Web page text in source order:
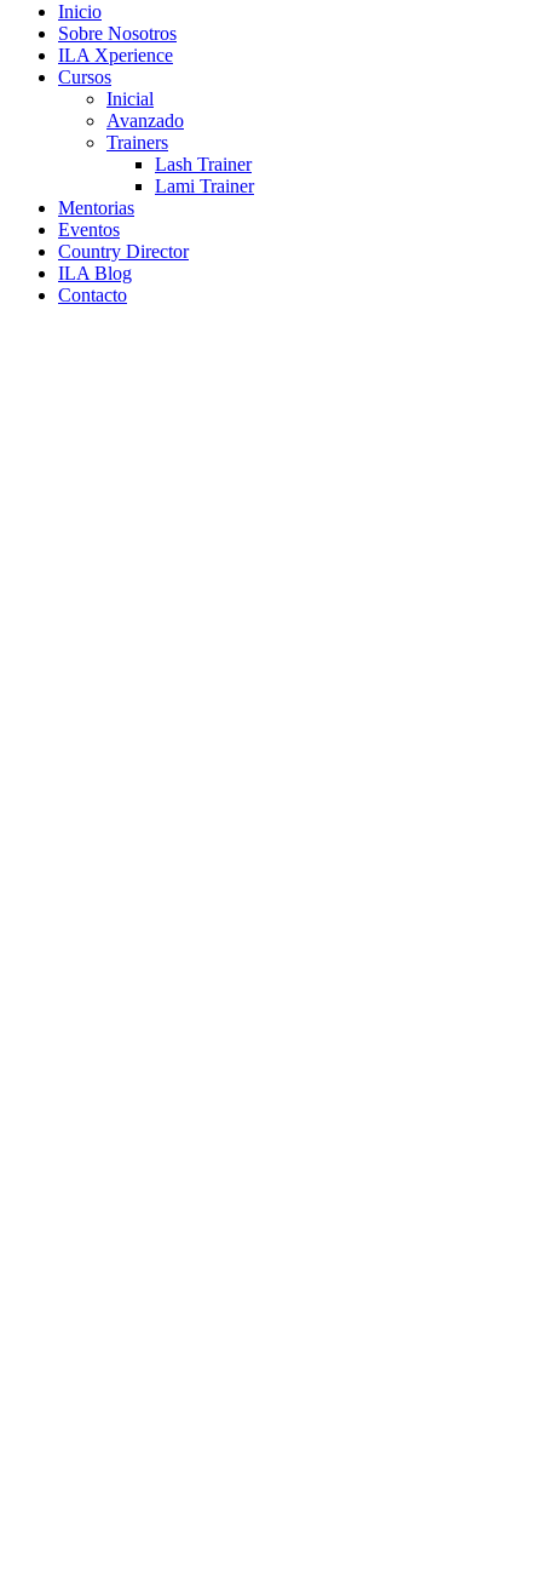
Inicio
Sobre Nosotros
ILA Xperience
Cursos
Inicial
Avanzado
Trainers
Lash Trainer
Lami Trainer
Mentorias
Eventos
Country Director
ILA Blog
Contacto